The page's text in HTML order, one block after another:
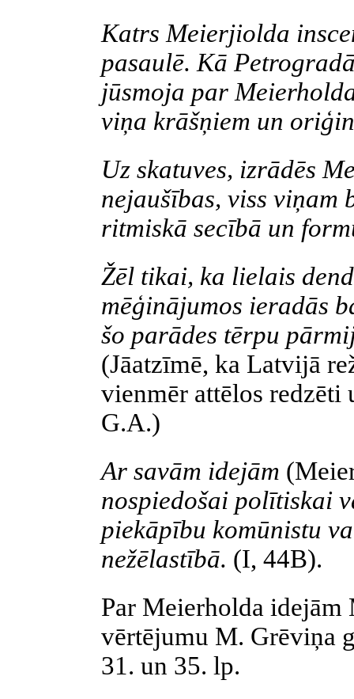
Katrs Meierjiolda
pasaulē. Kā
jūsmoja par
viņa krāšņiem un
Uz skatuves, izrādēs
nejaušības, viss viņam
ritmiskā secībā un
Žēl tikai, ka lielais
mēģinājumos ieradās
šo parādes tērpu
(Jāatzīmē, ka Latvijā
vienmēr attēlos redzēti
G.A.)
Ar savām idejām (
nospiedošai polītiskai
piekāpību komūnistu
nežēlastībā. (I, 44B).
Par Meierholda idejām
vērtējumu M. Grēviņa
31. un 35. lp.